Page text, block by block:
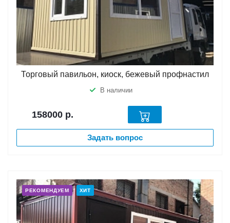
Торговый павильон, киоск, бежевый профнастил
В наличии
158000 р.
Задать вопрос
РЕКОМЕНДУЕМ ХИТ